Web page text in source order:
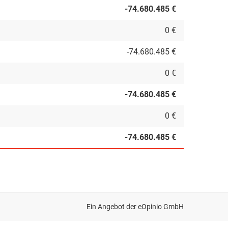
-74.680.485 €
0 €
-74.680.485 €
0 €
-74.680.485 €
0 €
-74.680.485 €
Ein Angebot dereOpinio GmbH